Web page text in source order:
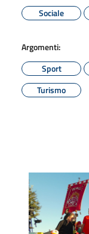
Sociale
Argomenti:
Sport
Turismo